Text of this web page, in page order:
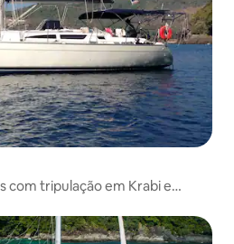
com tripulação em Krabi e